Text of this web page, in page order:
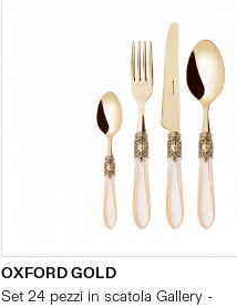
OXFORD GOLD
Set 24 pezzi in scatola Gallery -